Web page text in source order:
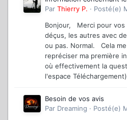
Par Thierry P. · Posté(e)
Bonjour, Merci pour vos
déçus, les autres avec
ou pas. Normal. Cela
repréciser ma première
où effectivement la
l'espace
Besoin de vos avis
Par Dreaming · Posté(e)